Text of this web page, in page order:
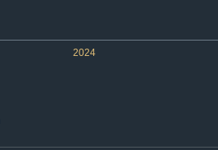
2024